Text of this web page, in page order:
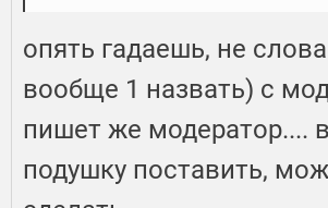
опять гадаешь, не
вообще 1 назвать) с
пишет же модератор....
подушку поставить,